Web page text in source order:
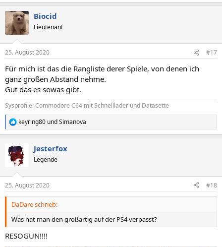
Biocid
Lieutenant
25. August 2020 #17
Für mich ist das die Rangliste derer Spiele, von denen ich
ganz großen Abstand nehme.
Gut das es sowas gibt.
Sysprofile: Commodore C64 mit Schnelllader und Datasette
R
e
k
t
e
n
keyring80 undSimanova
Jesterfox
Legende
25. August 2020 #18
DaDare schrieb:
Was hat man den großartig auf der PS4 verpasst?
RESOGUN!!!!